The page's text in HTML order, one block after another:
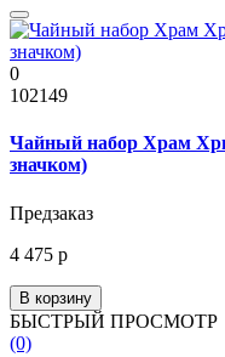
0
102149
Чайный набор Храм
значком)
Предзаказ
4 475 р
В корзину
БЫСТРЫЙ ПРОСМОТР
(0)